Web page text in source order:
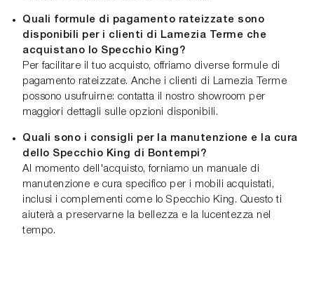
Quali formule di pagamento rateizzate sono
disponibili per i clienti di Lamezia Terme che
acquistano lo Specchio King?
Per facilitare il tuo acquisto, offriamo diverse formule di
pagamento rateizzate. Anche i clienti di Lamezia Terme
possono usufruirne: contatta il nostro showroom per
maggiori dettagli sulle opzioni disponibili.
Quali sono i consigli per la manutenzione e la cura
dello Specchio King di Bontempi?
Al momento dell'acquisto, forniamo un manuale di
manutenzione e cura specifico per i mobili acquistati,
inclusi i complementi come lo Specchio King. Questo ti
aiuterà a preservarne la bellezza e la lucentezza nel
tempo.